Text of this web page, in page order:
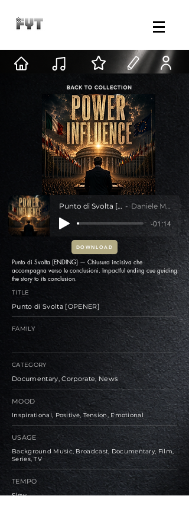
Punto di Svolta [OPENER] Daniele Mastracci
-01:14
DOWNLOAD
Punto di Svolta [ENDING] — Chiusura incisiva che
accompagna verso le conclusioni. Impactful ending cue guiding
the story to its conclusion.
TITLE
Punto di Svolta [OPENER]
FAMILY
CATEGORY
Documentary, Corporate, News
MOOD
Inspirational, Positive, Tension, Emotional
USAGE
Background Music, Broadcast, Documentary, Film,
Series, TV
TEMPO
Slow